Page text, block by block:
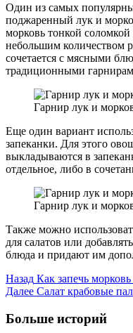
Один из самых
поджаренный лук и
морковь тонкой
небольшим количеством
сочетается с мясными
традиционными
Гарнир лук и
Еще один вариант
запеканки. Для этого
выкладываются в
отдельное, либо в
Гарнир лук и
Также можно
для салатов или
блюда и придают им
Post
Navigation
Назад Как запечь
Далее Салат крабовые
Больше историй